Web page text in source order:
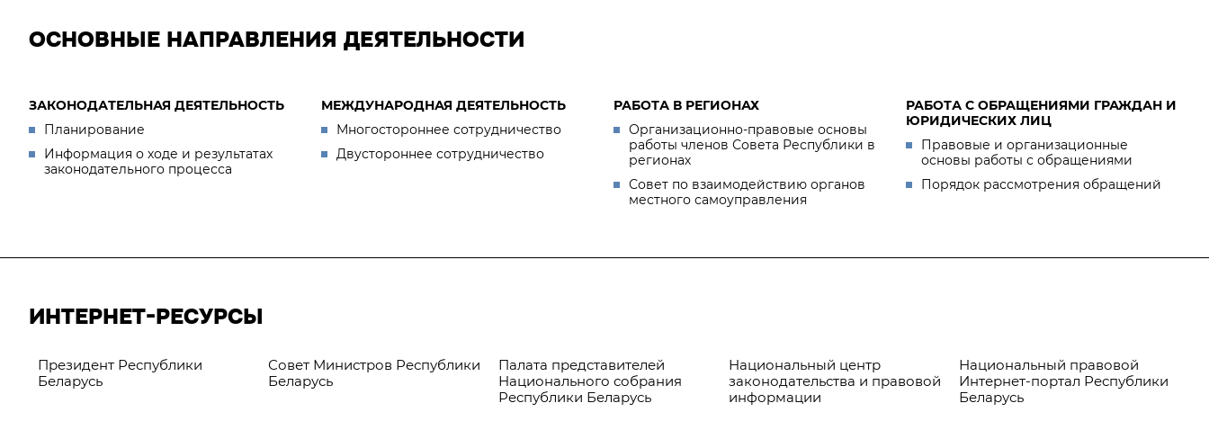
ОСНОВНЫЕ НАПРАВЛЕНИЯ ДЕЯТЕЛЬНОСТИ
ЗАКОНОДАТЕЛЬНАЯ ДЕЯТЕЛЬНОСТЬ
Планирование
Информация о ходе и результатах
законодательного процесса
МЕЖДУНАРОДНАЯ ДЕЯТЕЛЬНОСТЬ
Многостороннее сотрудничество
Двустороннее сотрудничество
РАБОТА В РЕГИОНАХ
Организационно-правовые основы
работы членов Совета Республики в
регионах
Совет по взаимодействию органов
местного самоуправления
РАБОТА С ОБРАЩЕНИЯМИ ГРАЖДАН И
ЮРИДИЧЕСКИХ ЛИЦ
Правовые и организационные
основы работы с обращениями
Порядок рассмотрения обращений
ИНТЕРНЕТ-РЕСУРСЫ
Президент Республики
Беларусь
Совет Министров Республики
Беларусь
Палата представителей
Национального собрания
Республики Беларусь
Национальный центр
законодательства и правовой
информации
Национальный правовой
Интернет-портал Республики
Беларусь